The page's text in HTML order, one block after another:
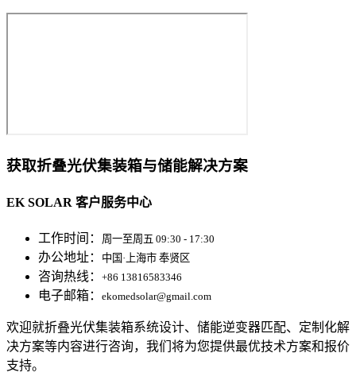
获取折叠光伏集装箱与储能解决方案
EK SOLAR 客户服务中心
工作时间： 周一至周五 09:30 - 17:30
办公地址： 中国·上海市 奉贤区
咨询热线： +86 13816583346
电子邮箱： ekomedsolar@gmail.com
欢迎就折叠光伏集装箱系统设计、储能逆变器匹配、定制化解
决方案等内容进行咨询，我们将为您提供最优技术方案和报价
支持。